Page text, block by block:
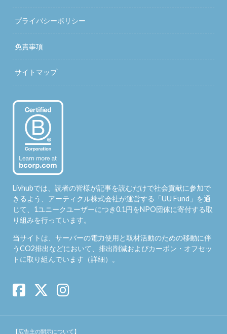
プライバシーポリシー
免責事項
サイトマップ
Livhubでは、読者の皆様が記事を読むだけで社会貢献に参加で
きるよう、アーティクル株式会社が運営する「UU Fund 」を通
じて、1ユニークユーザーにつき0.1円をNPO団体に寄付する取
り組みを行っています。
当サイトは、サーバーの電力使用と取材活動のための移動に伴
うCO2排出などにおいて、排出削減およびカーボン・オフセッ
トに取り組んでいます（詳細）。
【広告主の開示について】